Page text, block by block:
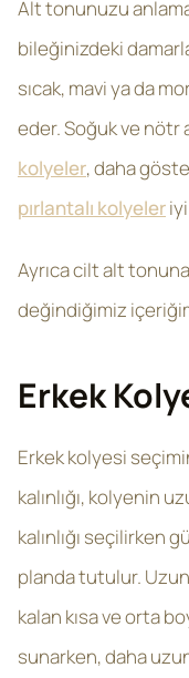
Alt tonunuzu
bileğinizdeki
sıcak, mavi ya da
eder. Soğuk ve
kolyeler, daha
pırlantalı kolyeler
Ayrıca cilt alt
değindiğimiz
Erkek
Erkek kolyesi
kalınlığı, kolyenin
kalınlığı seçilirken
planda tutulur.
kalan kısa ve orta
sunarken, daha